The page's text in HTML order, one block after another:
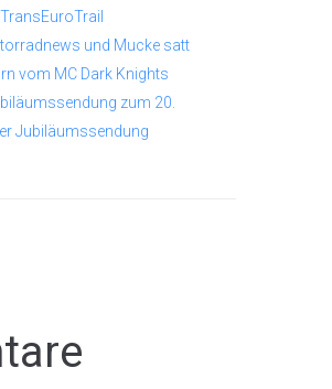
und Mucke satt
vom MC Dark Knights
zum 20.
Jubiläumssendung